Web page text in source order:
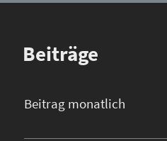
Beiträge
Beitrag monatlich